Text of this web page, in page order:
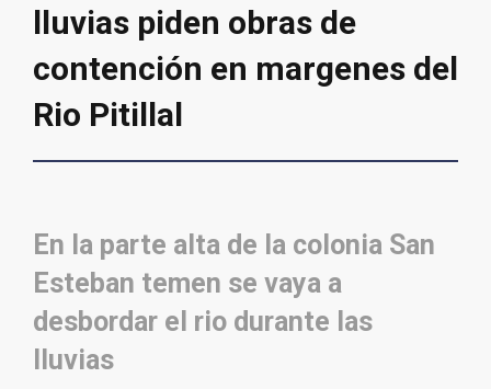
lluvias piden obras de
contención en margenes del
Rio Pitillal
En la parte alta de la colonia San
Esteban temen se vaya a
desbordar el rio durante las
lluvias